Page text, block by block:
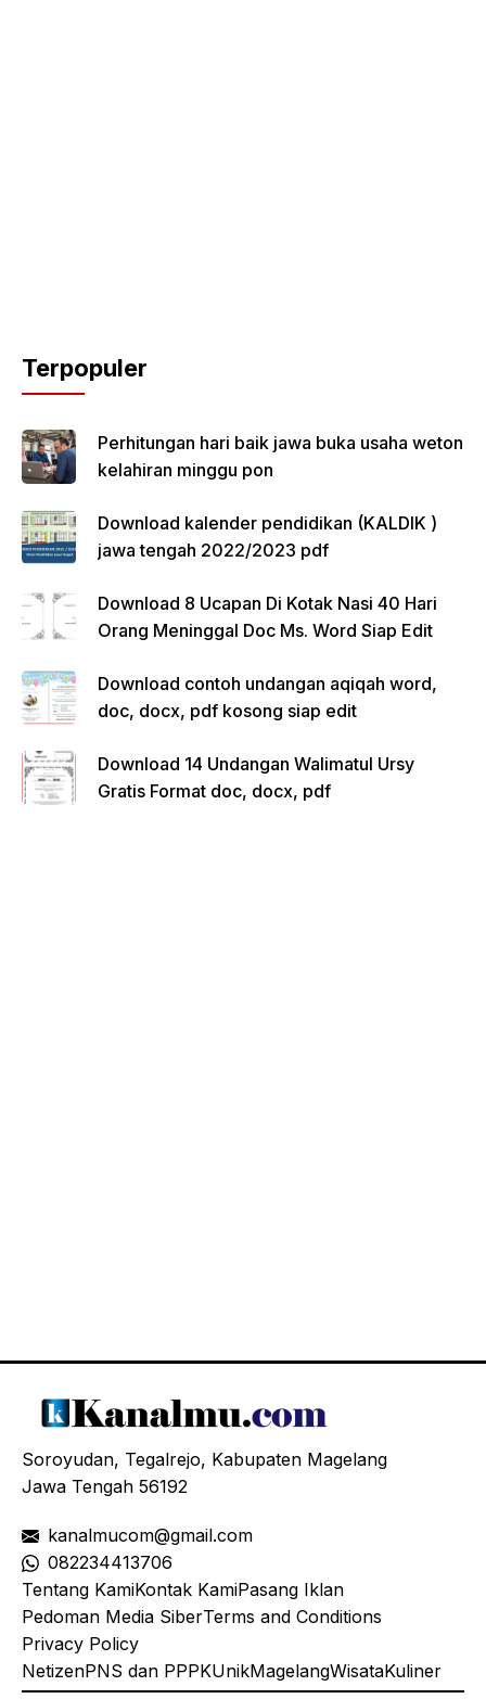
Terpopuler
Perhitungan hari baik jawa buka usaha weton
kelahiran minggu pon
Download kalender pendidikan (KALDIK )
jawa tengah 2022/2023 pdf
Download 8 Ucapan Di Kotak Nasi 40 Hari
Orang Meninggal Doc Ms. Word Siap Edit
Download contoh undangan aqiqah word,
doc, docx, pdf kosong siap edit
Download 14 Undangan Walimatul Ursy
Gratis Format doc, docx, pdf
Soroyudan, Tegalrejo, Kabupaten Magelang
Jawa Tengah 56192
kanalmucom@gmail.com
082234413706
Tentang KamiKontak KamiPasang Iklan
Pedoman Media SiberTerms and Conditions
Privacy Policy
NetizenPNS dan PPPKUnikMagelangWisataKuliner